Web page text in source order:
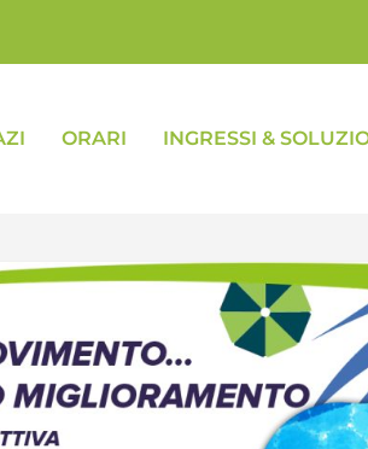
ORARI INGRESSI &